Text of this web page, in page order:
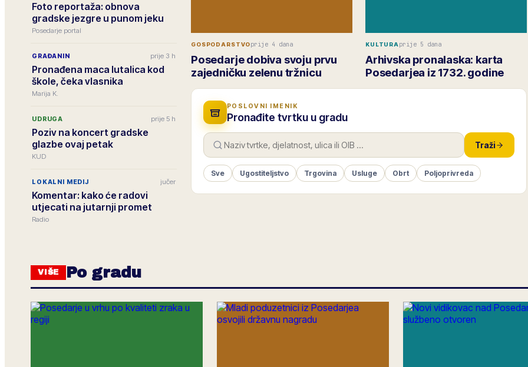
Foto reportaža: obnova
gradske jezgre u punom jeku
Posedarje portal
GRAĐANIN prije 3 h
Pronađena maca lutalica kod
škole, čeka vlasnika
Marija K.
UDRUGA prije 5 h
Poziv na koncert gradske
glazbe ovaj petak
KUD
LOKALNI MEDIJ jučer
Komentar: kako će radovi
utjecati na jutarnji promet
Radio
GOSPODARSTVOprije 4 dana
Posedarje dobiva svoju prvu
zajedničku zelenu tržnicu
KULTURA prije 5 dana
Arhivska pronalaska: karta
Posedarjea iz 1732. godine
POSLOVNI IMENIK
Pronađite tvrtku u gradu
Traži
Sve Ugostiteljstvo Trgovina Usluge Obrt Poljoprivreda
VIŠE Po gradu